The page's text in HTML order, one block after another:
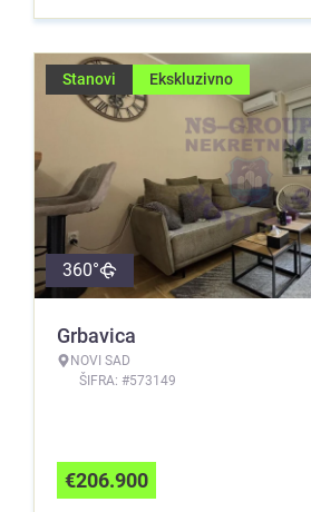
Stanovi Ekskluzivno
360°
Grbavica
NOVI SAD
ŠIFRA: #573149
€206.900